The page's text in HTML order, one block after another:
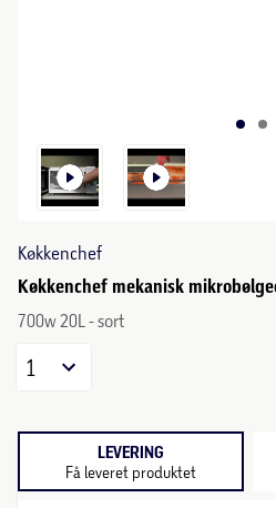
Køkkenchef
Køkkenchef mekanisk
700w 20L - sort
1
LEVERING
Få leveret produktet